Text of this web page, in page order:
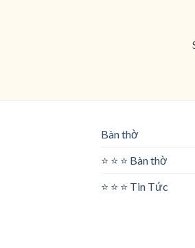
Bàn thờ
⭐️ ⭐️ ⭐️ Bàn thờ
⭐️ ⭐️ ⭐️ Tin Tức